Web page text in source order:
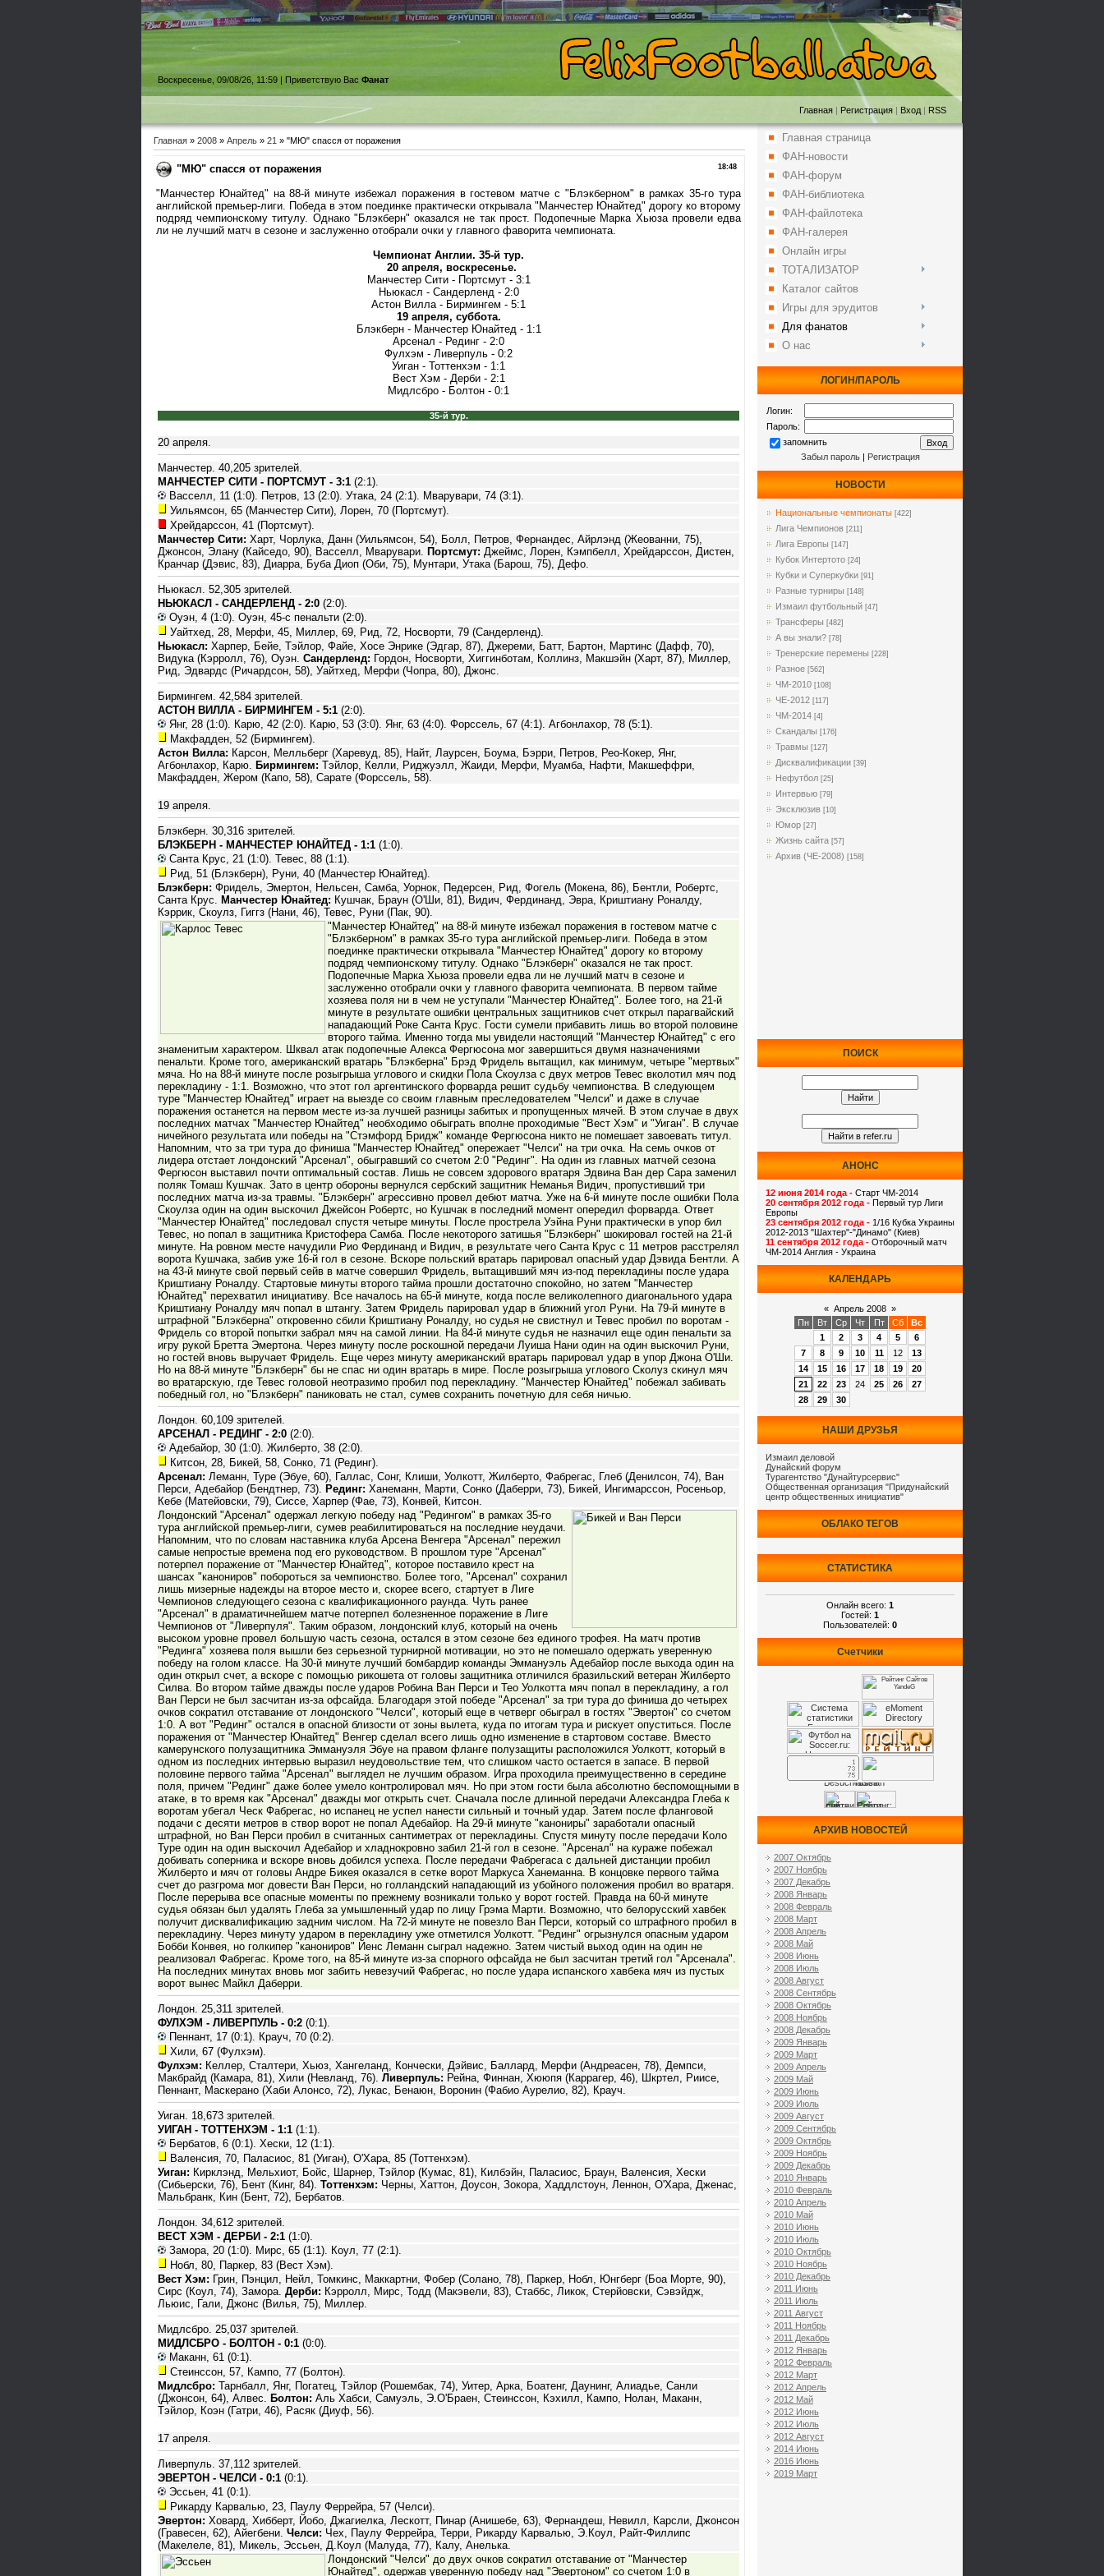
Воскресенье, 09/08/26, 11:59 | Приветствую Вас Фанат
Главная | Регистрация | Вход | RSS
Главная » 2008 » Апрель » 21 » "МЮ" спасся от поражения
18:48
"МЮ" спасся от поражения
"Манчестер Юнайтед" на 88-й минуте избежал поражения в гостевом матче с "Блэкберном" в рамках 35-го тура
английской премьер-лиги. Победа в этом поединке практически открывала "Манчестер Юнайтед" дорогу ко второму
подряд чемпионскому титулу. Однако "Блэкберн" оказался не так прост. Подопечные Марка Хьюза провели едва
ли не лучший матч в сезоне и заслуженно отобрали очки у главного фаворита чемпионата.
Чемпионат Англии. 35-й тур.
20 апреля, воскресенье.
Манчестер Сити - Портсмут - 3:1
Ньюкасл - Сандерленд - 2:0
Астон Вилла - Бирмингем - 5:1
19 апреля, суббота.
Блэкберн - Манчестер Юнайтед - 1:1
Арсенал - Рединг - 2:0
Фулхэм - Ливерпуль - 0:2
Уиган - Тоттенхэм - 1:1
Вест Хэм - Дерби - 2:1
Мидлсбро - Болтон - 0:1
35-й тур.
20 апреля.
Манчестер. 40,205 зрителей.
МАНЧЕСТЕР СИТИ - ПОРТСМУТ - 3:1 (2:1).
Васселл, 11 (1:0). Петров, 13 (2:0). Утака, 24 (2:1). Мварувари, 74 (3:1).
Уильямсон, 65 (Манчестер Сити), Лорен, 70 (Портсмут).
Хрейдарссон, 41 (Портсмут).
Манчестер Сити: Харт, Чорлука, Данн (Уильямсон, 54), Болл, Петров, Фернандес, Айрлэнд (Жеованни, 75),
Джонсон, Элану (Кайседо, 90), Васселл, Мварувари. Портсмут: Джеймс, Лорен, Кэмпбелл, Хрейдарссон, Дистен,
Кранчар (Дэвис, 83), Диарра, Буба Диоп (Оби, 75), Мунтари, Утака (Барош, 75), Дефо.
Ньюкасл. 52,305 зрителей.
НЬЮКАСЛ - САНДЕРЛЕНД - 2:0 (2:0).
Оуэн, 4 (1:0). Оуэн, 45-с пенальти (2:0).
Уайтхед, 28, Мерфи, 45, Миллер, 69, Рид, 72, Носворти, 79 (Сандерленд).
Ньюкасл: Харпер, Бейе, Тэйлор, Файе, Хосе Энрике (Эдгар, 87), Джереми, Батт, Бартон, Мартинс (Дафф, 70),
Видука (Кэрролл, 76), Оуэн. Сандерленд: Гордон, Носворти, Хиггинботам, Коллинз, Макшэйн (Харт, 87), Миллер,
Рид, Эдвардс (Ричардсон, 58), Уайтхед, Мерфи (Чопра, 80), Джонс.
Бирмингем. 42,584 зрителей.
АСТОН ВИЛЛА - БИРМИНГЕМ - 5:1 (2:0).
Янг, 28 (1:0). Карю, 42 (2:0). Карю, 53 (3:0). Янг, 63 (4:0). Форссель, 67 (4:1). Агбонлахор, 78 (5:1).
Макфадден, 52 (Бирмингем).
Астон Вилла: Карсон, Мелльберг (Харевуд, 85), Найт, Лаурсен, Боума, Бэрри, Петров, Рео-Кокер, Янг,
Агбонлахор, Карю. Бирмингем: Тэйлор, Келли, Риджуэлл, Жаиди, Мерфи, Муамба, Нафти, Макшеффри,
Макфадден, Жером (Капо, 58), Сарате (Форссель, 58).
19 апреля.
Блэкберн. 30,316 зрителей.
БЛЭКБЕРН - МАНЧЕСТЕР ЮНАЙТЕД - 1:1 (1:0).
Санта Крус, 21 (1:0). Тевес, 88 (1:1).
Рид, 51 (Блэкберн), Руни, 40 (Манчестер Юнайтед).
Блэкберн: Фридель, Эмертон, Нельсен, Самба, Уорнок, Педерсен, Рид, Фогель (Мокена, 86), Бентли, Робертс,
Санта Крус. Манчестер Юнайтед: Кушчак, Браун (О'Ши, 81), Видич, Фердинанд, Эвра, Криштиану Роналду,
Кэррик, Скоулз, Гиггз (Нани, 46), Тевес, Руни (Пак, 90).
"Манчестер Юнайтед" на 88-й минуте избежал поражения в гостевом матче с
"Блэкберном" в рамках 35-го тура английской премьер-лиги. Победа в этом
поединке практически открывала "Манчестер Юнайтед" дорогу ко второму
подряд чемпионскому титулу. Однако "Блэкберн" оказался не так прост.
Подопечные Марка Хьюза провели едва ли не лучший матч в сезоне и
заслуженно отобрали очки у главного фаворита чемпионата. В первом тайме
хозяева поля ни в чем не уступали "Манчестер Юнайтед". Более того, на 21-й
минуте в результате ошибки центральных защитников счет открыл парагвайский
нападающий Роке Санта Крус. Гости сумели прибавить лишь во второй половине
второго тайма. Именно тогда мы увидели настоящий "Манчестер Юнайтед" с его
знаменитым характером. Шквал атак подопечные Алекса Фергюсона мог завершиться двумя назначениями
пенальти. Кроме того, американский вратарь "Блэкберна" Брэд Фридель вытащил, как минимум, четыре "мертвых"
мяча. Но на 88-й минуте после розыгрыша углового и скидки Пола Скоулза с двух метров Тевес вколотил мяч под
перекладину - 1:1. Возможно, что этот гол аргентинского форварда решит судьбу чемпионства. В следующем
туре "Манчестер Юнайтед" играет на выезде со своим главным преследователем "Челси" и даже в случае
поражения останется на первом месте из-за лучшей разницы забитых и пропущенных мячей. В этом случае в двух
последних матчах "Манчестер Юнайтед" необходимо обыграть вполне проходимые "Вест Хэм" и "Уиган". В случае
ничейного результата или победы на "Стэмфорд Бридж" команде Фергюсона никто не помешает завоевать титул.
Напомним, что за три тура до финиша "Манчестер Юнайтед" опережает "Челси" на три очка. На семь очков от
лидера отстает лондонский "Арсенал", обыгравший со счетом 2:0 "Рединг". На один из главных матчей сезона
Фергюсон выставил почти оптимальный состав. Лишь не совсем здорового вратаря Эдвина Ван дер Сара заменил
поляк Томаш Кушчак. Зато в центр обороны вернулся сербский защитник Неманья Видич, пропустивший три
последних матча из-за травмы. "Блэкберн" агрессивно провел дебют матча. Уже на 6-й минуте после ошибки Пола
Скоулза один на один выскочил Джейсон Робертс, но Кушчак в последний момент опередил форварда. Ответ
"Манчестер Юнайтед" последовал спустя четыре минуты. После прострела Уэйна Руни практически в упор бил
Тевес, но попал в защитника Кристофера Самба. После некоторого затишья "Блэкберн" шокировал гостей на 21-й
минуте. На ровном месте начудили Рио Фердинанд и Видич, в результате чего Санта Крус с 11 метров расстрелял
ворота Кушчака, забив уже 16-й гол в сезоне. Вскоре польский вратарь парировал опасный удар Дэвида Бентли. А
на 43-й минуте свой первый сейв в матче совершил Фридель, вытащивший мяч из-под перекладины после удара
Криштиану Роналду. Стартовые минуты второго тайма прошли достаточно спокойно, но затем "Манчестер
Юнайтед" перехватил инициативу. Все началось на 65-й минуте, когда после великолепного диагонального удара
Криштиану Роналду мяч попал в штангу. Затем Фридель парировал удар в ближний угол Руни. На 79-й минуте в
штрафной "Блэкберна" откровенно сбили Криштиану Роналду, но судья не свистнул и Тевес пробил по воротам -
Фридель со второй попытки забрал мяч на самой линии. На 84-й минуте судья не назначил еще один пенальти за
игру рукой Бретта Эмертона. Через минуту после роскошной передачи Луиша Нани один на один выскочил Руни,
но гостей вновь выручает Фридель. Еще через минуту американский вратарь парировал удар в упор Джона О'Ши.
Но на 88-й минуте "Блэкберн" бы не спас ни один вратарь в мире. После розыгрыша углового Сколуз скинул мяч
во вратарскую, где Тевес головой неотразимо пробил под перекладину. "Манчестер Юнайтед" побежал забивать
победный гол, но "Блэкберн" паниковать не стал, сумев сохранить почетную для себя ничью.
Лондон. 60,109 зрителей.
АРСЕНАЛ - РЕДИНГ - 2:0 (2:0).
Адебайор, 30 (1:0). Жилберто, 38 (2:0).
Китсон, 28, Бикей, 58, Сонко, 71 (Рединг).
Арсенал: Леманн, Туре (Эбуе, 60), Галлас, Сонг, Клиши, Уолкотт, Жилберто, Фабрегас, Глеб (Денилсон, 74), Ван
Перси, Адебайор (Бендтнер, 73). Рединг: Ханеманн, Марти, Сонко (Даберри, 73), Бикей, Ингимарссон, Росеньор,
Кебе (Матейовски, 79), Сиссе, Харпер (Фае, 73), Конвей, Китсон.
Лондонский "Арсенал" одержал легкую победу над "Редингом" в рамках 35-го
тура английской премьер-лиги, сумев реабилитироваться на последние неудачи.
Напомним, что по словам наставника клуба Арсена Венгера "Арсенал" пережил
самые непростые времена под его руководством. В прошлом туре "Арсенал"
потерпел поражение от "Манчестер Юнайтед", которое поставило крест на
шансах "канониров" побороться за чемпионство. Более того, "Арсенал" сохранил
лишь мизерные надежды на второе место и, скорее всего, стартует в Лиге
Чемпионов следующего сезона с квалификационного раунда. Чуть ранее
"Арсенал" в драматичнейшем матче потерпел болезненное поражение в Лиге
Чемпионов от "Ливерпуля". Таким образом, лондонский клуб, который на очень
высоком уровне провел большую часть сезона, остался в этом сезоне без единого трофея. На матч против
"Рединга" хозяева поля вышли без серьезной турнирной мотивации, но это не помешало одержать уверенную
победу на голом классе. На 30-й минуте лучший бомбардир команды Эммануэль Адебайор после выхода один на
один открыл счет, а вскоре с помощью рикошета от головы защитника отличился бразильский ветеран Жилберто
Силва. Во втором тайме дважды после ударов Робина Ван Перси и Тео Уолкотта мяч попал в перекладину, а гол
Ван Перси не был засчитан из-за офсайда. Благодаря этой победе "Арсенал" за три тура до финиша до четырех
очков сократил отставание от лондонского "Челси", который еще в четверг обыграл в гостях "Эвертон" со счетом
1:0. А вот "Рединг" остался в опасной близости от зоны вылета, куда по итогам тура и рискует опуститься. После
поражения от "Манчестер Юнайтед" Венгер сделал всего лишь одно изменение в стартовом составе. Вместо
камерунского полузащитника Эммануэля Эбуе на правом фланге полузащиты расположился Уолкотт, который в
одном из последних интервью выразил неудовольствие тем, что слишком часто остается в запасе. В первой
половине первого тайма "Арсенал" выглядел не лучшим образом. Игра проходила преимущественно в середине
поля, причем "Рединг" даже более умело контролировал мяч. Но при этом гости была абсолютно беспомощными в
атаке, в то время как "Арсенал" дважды мог открыть счет. Сначала после длинной передачи Александра Глеба к
воротам убегал Ческ Фабрегас, но испанец не успел нанести сильный и точный удар. Затем после фланговой
подачи с десяти метров в створ ворот не попал Адебайор. На 29-й минуте "канониры" заработали опасный
штрафной, но Ван Перси пробил в считанных сантиметрах от перекладины. Спустя минуту после передачи Коло
Туре один на один выскочил Адебайор и хладнокровно забил 21-й гол в сезоне. "Арсенал" на кураже побежал
добивать соперника и вскоре вновь добился успеха. После передачи Фабрегаса с дальней дистанции пробил
Жилберто и мяч от головы Андре Бикея оказался в сетке ворот Маркуса Ханеманна. В концовке первого тайма
счет до разгрома мог довести Ван Перси, но голландский нападающий из убойного положения пробил во вратаря.
После перерыва все опасные моменты по прежнему возникали только у ворот гостей. Правда на 60-й минуте
судья обязан был удалять Глеба за умышленный удар по лицу Грэма Марти. Возможно, что белорусский хавбек
получит дисквалификацию задним числом. На 72-й минуте не повезло Ван Перси, который со штрафного пробил в
перекладину. Через минуту ударом в перекладину уже отметился Уолкотт. "Рединг" огрызнулся опасным ударом
Бобби Конвея, но голкипер "канониров" Йенс Леманн сыграл надежно. Затем чистый выход один на один не
реализовал Фабрегас. Кроме того, на 85-й минуте из-за спорного офсайда не был засчитан третий гол "Арсенала".
На последних минутах вновь мог забить невезучий Фабрегас, но после удара испанского хавбека мяч из пустых
ворот вынес Майкл Даберри.
Лондон. 25,311 зрителей.
ФУЛХЭМ - ЛИВЕРПУЛЬ - 0:2 (0:1).
Пеннант, 17 (0:1). Крауч, 70 (0:2).
Хили, 67 (Фулхэм).
Фулхэм: Келлер, Сталтери, Хьюз, Хангеланд, Кончески, Дэйвис, Баллард, Мерфи (Андреасен, 78), Демпси,
Макбрайд (Камара, 81), Хили (Невланд, 76). Ливерпуль: Рейна, Финнан, Хююпя (Каррагер, 46), Шкртел, Риисе,
Пеннант, Маскерано (Хаби Алонсо, 72), Лукас, Бенаюн, Воронин (Фабио Аурелио, 82), Крауч.
Уиган. 18,673 зрителей.
УИГАН - ТОТТЕНХЭМ - 1:1 (1:1).
Бербатов, 6 (0:1). Хески, 12 (1:1).
Валенсия, 70, Паласиос, 81 (Уиган), О'Хара, 85 (Тоттенхэм).
Уиган: Кирклэнд, Мельхиот, Бойс, Шарнер, Тэйлор (Кумас, 81), Килбэйн, Паласиос, Браун, Валенсия, Хески
(Сибьерски, 76), Бент (Кинг, 84). Тоттенхэм: Черны, Хаттон, Доусон, Зокора, Хаддлстоун, Леннон, О'Хара, Дженас,
Мальбранк, Кин (Бент, 72), Бербатов.
Лондон. 34,612 зрителей.
ВЕСТ ХЭМ - ДЕРБИ - 2:1 (1:0).
Замора, 20 (1:0). Мирс, 65 (1:1). Коул, 77 (2:1).
Нобл, 80, Паркер, 83 (Вест Хэм).
Вест Хэм: Грин, Пэнцил, Нейл, Томкинс, Маккартни, Фобер (Солано, 78), Паркер, Нобл, Юнгберг (Боа Морте, 90),
Сирс (Коул, 74), Замора. Дерби: Кэрролл, Мирс, Тодд (Макэвели, 83), Стаббс, Ликок, Стерйовски, Сэвэйдж,
Льюис, Гали, Джонс (Вилья, 75), Миллер.
Мидлсбро. 25,037 зрителей.
МИДЛСБРО - БОЛТОН - 0:1 (0:0).
Маканн, 61 (0:1).
Стеинссон, 57, Кампо, 77 (Болтон).
Мидлсбро: Тарнбалл, Янг, Погатец, Тэйлор (Рошембак, 74), Уитер, Арка, Боатенг, Даунинг, Алиадье, Санли
(Джонсон, 64), Алвес. Болтон: Аль Хабси, Самуэль, Э.О'Браен, Стеинссон, Кэхилл, Кампо, Нолан, Маканн,
Тэйлор, Коэн (Гатри, 46), Расяк (Диуф, 56).
17 апреля.
Ливерпуль. 37,112 зрителей.
ЭВЕРТОН - ЧЕЛСИ - 0:1 (0:1).
Эссьен, 41 (0:1).
Рикарду Карвалью, 23, Паулу Феррейра, 57 (Челси).
Эвертон: Ховард, Хибберт, Йобо, Джагиелка, Лескотт, Пинар (Анишебе, 63), Фернандеш, Невилл, Карсли, Джонсон
(Гравесен, 62), Айегбени. Челси: Чех, Паулу Феррейра, Терри, Рикарду Карвалью, Э.Коул, Райт-Филлипс
(Макелеле, 81), Микель, Эссьен, Д.Коул (Малуда, 77), Калу, Анелька.
Лондонский "Челси" до двух очков сократил отставание от "Манчестер
Юнайтед", одержав уверенную победу над "Эвертоном" со счетом 1:0 в
Главная страница
ФАН-новости
ФАН-форум
ФАН-библиотека
ФАН-файлотека
ФАН-галерея
Онлайн игры
ТОТАЛИЗАТОР
Каталог сайтов
Игры для эрудитов
Для фанатов
О нас
ЛОГИН/ПАРОЛЬ
Логин:
Пароль:
запомнить
Забыл пароль| Регистрация
НОВОСТИ
Национальные чемпионаты [422]
Лига Чемпионов [211]
Лига Европы [147]
Кубок Интертото [24]
Кубки и Суперкубки [91]
Разные турниры [148]
Измаил футбольный [47]
Трансферы [482]
А вы знали? [78]
Тренерские перемены [228]
Разное [562]
ЧМ-2010 [108]
ЧЕ-2012 [117]
ЧМ-2014 [4]
Cкандалы [176]
Травмы [127]
Дисквалификации [39]
Нефутбол [25]
Интервью [79]
Эксклюзив [10]
Юмор [27]
Жизнь сайта [57]
Архив (ЧЕ-2008) [158]
ПОИСК
АНОНС
12 июня 2014 года - Старт ЧМ-2014
20 сентября 2012 года - Первый тур Лиги
Европы
23 сентября 2012 года - 1/16 Кубка Украины
2012-2013 "Шахтер"-"Динамо" (Киев)
11 сентября 2012 года - Отборочный матч
ЧМ-2014 Англия - Украина
КАЛЕНДАРЬ
« Апрель 2008 »
Пн
Вт Ср Чт Пт Сб
Вс
1
2 3 4 5
6
7
8 9 10 11 12
13
14
15 16 17 18 19
20
21
22 23 24 25 26
27
28
29 30
НАШИ ДРУЗЬЯ
Измаил деловой
Дунайский форум
Турагентство "Дунайтурсервис"
Общественная организация "Придунайский
центр общественных инициатив"
ОБЛАКО ТЕГОВ
СТАТИСТИКА
Онлайн всего: 1
Гостей: 1
Пользователей: 0
Счетчики
АРХИВ НОВОСТЕЙ
2007 Октябрь
2007 Ноябрь
2007 Декабрь
2008 Январь
2008 Февраль
2008 Март
2008 Апрель
2008 Май
2008 Июнь
2008 Июль
2008 Август
2008 Сентябрь
2008 Октябрь
2008 Ноябрь
2008 Декабрь
2009 Январь
2009 Март
2009 Апрель
2009 Май
2009 Июнь
2009 Июль
2009 Август
2009 Сентябрь
2009 Октябрь
2009 Ноябрь
2009 Декабрь
2010 Январь
2010 Февраль
2010 Апрель
2010 Май
2010 Июнь
2010 Июль
2010 Октябрь
2010 Ноябрь
2010 Декабрь
2011 Июнь
2011 Июль
2011 Август
2011 Ноябрь
2011 Декабрь
2012 Январь
2012 Февраль
2012 Март
2012 Апрель
2012 Май
2012 Июнь
2012 Июль
2012 Август
2014 Июнь
2016 Июнь
2019 Март